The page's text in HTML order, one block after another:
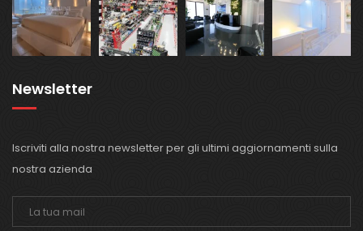
Newsletter
Iscriviti alla nostra newsletter per gli ultimi aggiornamenti sulla
nostra azienda